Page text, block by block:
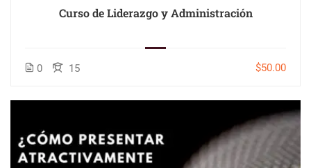
Curso de Liderazgo y Administración
0 15 $50.00